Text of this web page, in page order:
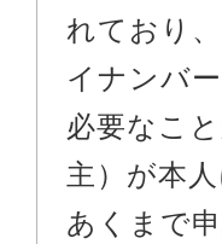
れており
イナンバ
必要なこ
主）が本
あくまで